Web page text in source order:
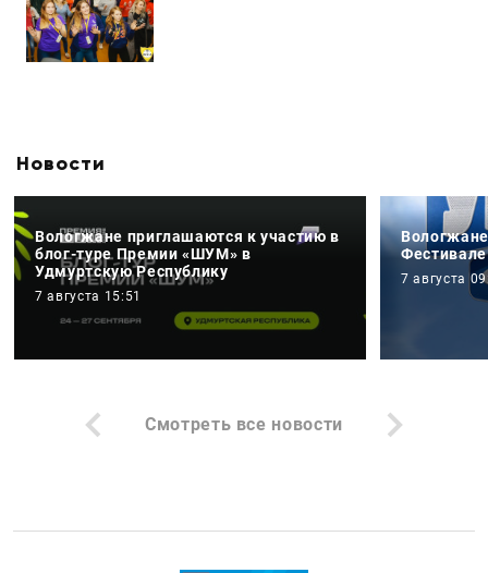
Новости
Вологжане приглашаются к участию в
блог-туре Премии «ШУМ» в
Удмуртскую Республику
7 августа 15:51
7 августа
Смотреть все новости